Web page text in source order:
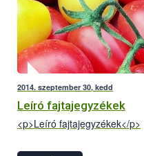
2014. szeptember 30, kedd
Leíró fajtajegyzékek
<p>Leíró fajtajegyzékek</p>